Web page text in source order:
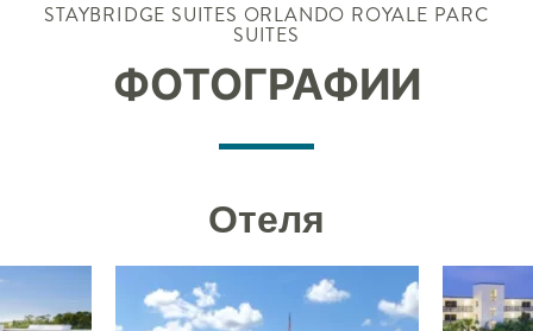
STAYBRIDGE SUITES ORLANDO ROYALE PARC
SUITES
ФОТОГРАФИИ
Отеля